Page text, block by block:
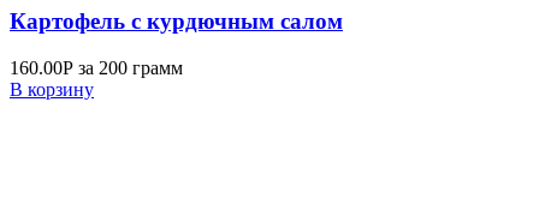
Картофель с курдючным салом
160.00Р за 200 грамм
В корзину